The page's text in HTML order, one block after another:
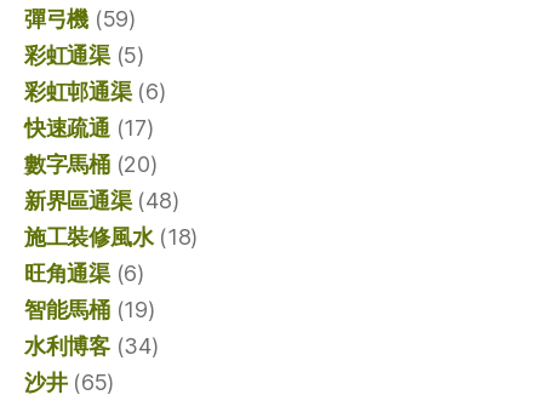
彈弓機 (59)
彩虹通渠(5)
彩虹邨通渠(6)
快速疏通 (17)
數字馬桶(20)
新界區通渠(48)
施工裝修風水(18)
旺角通渠(6)
智能馬桶(19)
水利博客(34)
沙井(65)